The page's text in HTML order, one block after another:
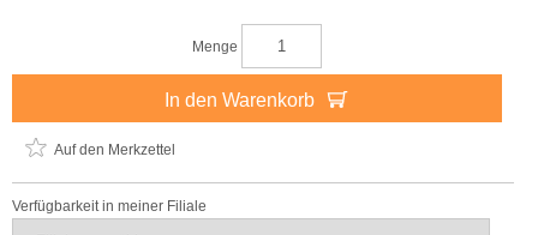
Menge
In den Warenkorb
Auf den Merkzettel
Verfügbarkeit in meiner Filiale